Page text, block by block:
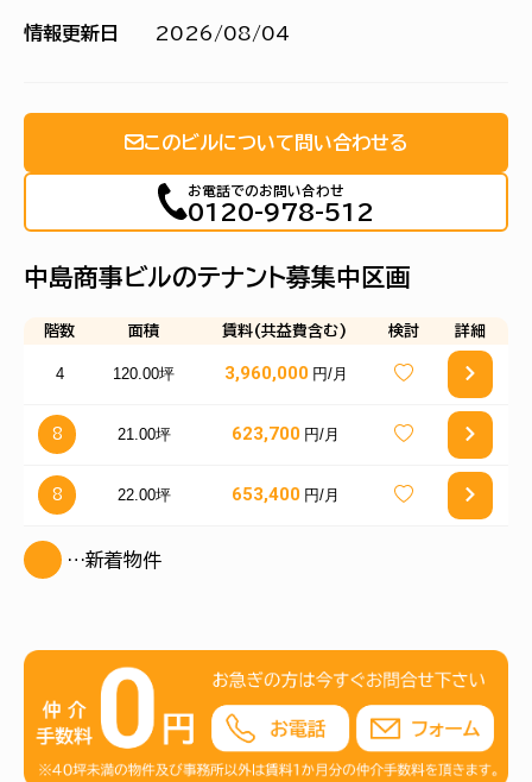
情報更新日 2026/08/04
このビルについて問い合わせる
お電話でのお問い合わせ
0120-978-512
中島商事ビルのテナント募集中区画
階数 面積 賃料(共益費含む) 検討 詳細
4 120.00坪 3,960,000 円/月
8 21.00坪 623,700 円/月
8 22.00坪 653,400 円/月
…新着物件